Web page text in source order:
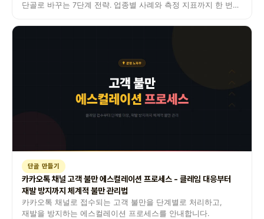
단골로 바꾸는 7단계 전략. 업종별 사례와 측정 지표까지 한 번에
단골 만들기
카카오톡 채널 고객 불만 에스컬레이션 프로세스 - 클레임 대응부터
재발 방지까지 체계적 불만 관리법
카카오톡 채널로 접수되는 고객 불만을 단계별로 처리하고,
재발을 방지하는 에스컬레이션 프로세스를 안내합니다.